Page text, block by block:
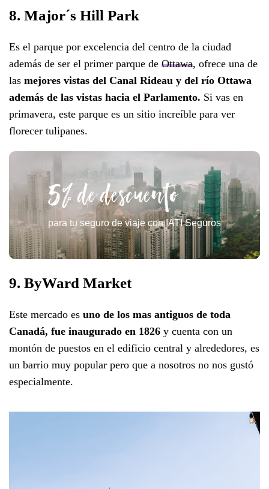
8. Major´s Hill Park
Es el parque por excelencia del centro de la ciudad
además de ser el primer parque de Ottawa, ofrece una de
las mejores vistas del Canal Rideau y del río Ottawa
además de las vistas hacia el Parlamento. Si vas en
primavera, este parque es un sitio increíble para ver
florecer tulipanes.
5% de descuento
para tu seguro de viaje con IATI Seguros
9. ByWard Market
Este mercado es uno de los mas antiguos de toda
Canadá, fue inaugurado en 1826 y cuenta con un
montón de puestos en el edificio central y alrededores, es
un barrio muy popular pero que a nosotros no nos gustó
especialmente.